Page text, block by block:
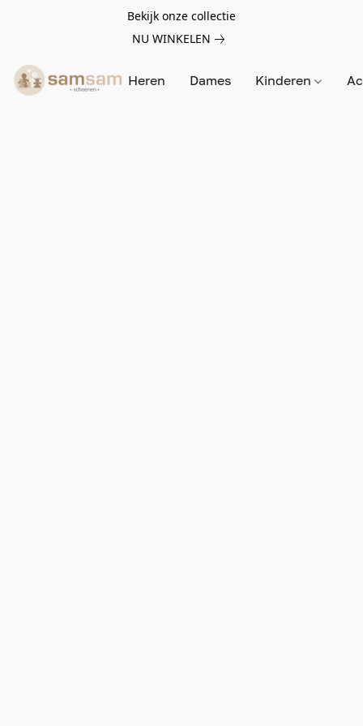
Bekijk onze collectie
NU WINKELEN
Heren Dames Kinderen